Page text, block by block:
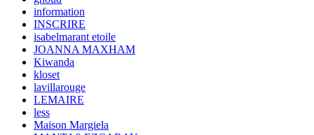
information
INSCRIRE
isabelmarant etoile
JOANNA MAXHAM
Kiwanda
kloset
lavillarouge
LEMAIRE
less
Maison Margiela